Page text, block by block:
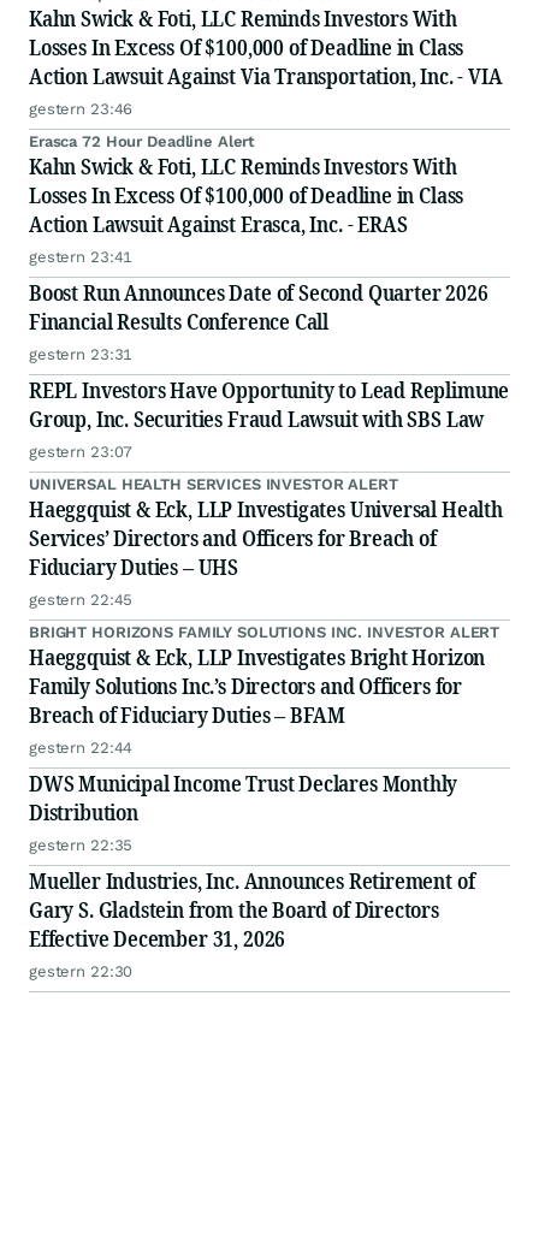
Kahn Swick & Foti, LLC Reminds Investors With
Losses In Excess Of $100,000 of Deadline in Class
Action Lawsuit Against Via Transportation, Inc. - VIA
gestern 23:46
Erasca 72 Hour Deadline Alert
Kahn Swick & Foti, LLC Reminds Investors With
Losses In Excess Of $100,000 of Deadline in Class
Action Lawsuit Against Erasca, Inc. - ERAS
gestern 23:41
Boost Run Announces Date of Second Quarter 2026
Financial Results Conference Call
gestern 23:31
REPL Investors Have Opportunity to Lead Replimune
Group, Inc. Securities Fraud Lawsuit with SBS Law
gestern 23:07
UNIVERSAL HEALTH SERVICES INVESTOR ALERT
Haeggquist & Eck, LLP Investigates Universal Health
Services’ Directors and Officers for Breach of
Fiduciary Duties – UHS
gestern 22:45
BRIGHT HORIZONS FAMILY SOLUTIONS INC. INVESTOR ALERT
Haeggquist & Eck, LLP Investigates Bright Horizon
Family Solutions Inc.’s Directors and Officers for
Breach of Fiduciary Duties – BFAM
gestern 22:44
DWS Municipal Income Trust Declares Monthly
Distribution
gestern 22:35
Mueller Industries, Inc. Announces Retirement of
Gary S. Gladstein from the Board of Directors
Effective December 31, 2026
gestern 22:30